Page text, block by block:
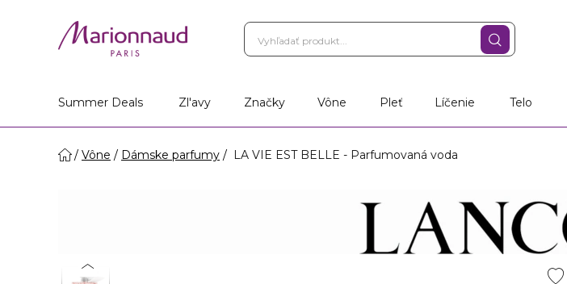
Summer Deals
Zl'avy Značky Vône Pleť Líčenie Telo
Vône Dámske parfumy LA VIE EST BELLE - Parfumovaná voda